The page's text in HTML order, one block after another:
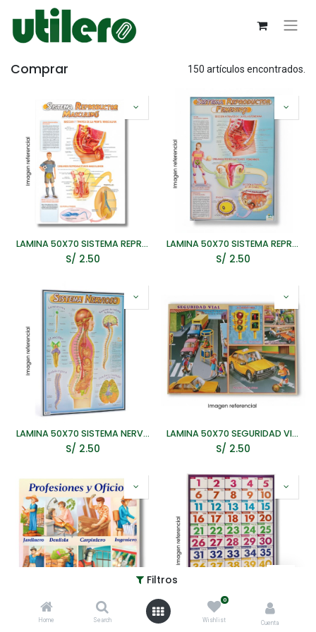
Filtros
Home Search
0
Wishlist Cuenta
Comprar 150 artículos encontrados.
LAMINA 50X70 SISTEMA REPRODUCTOR MASCULINO
S/ 2.50
LAMINA 50X70 SISTEMA REPRODUCTOR FEMENINO
S/ 2.50
LAMINA 50X70 SISTEMA NERVIOSO
S/ 2.50
LAMINA 50X70 SEGURIDAD VIAL
S/ 2.50